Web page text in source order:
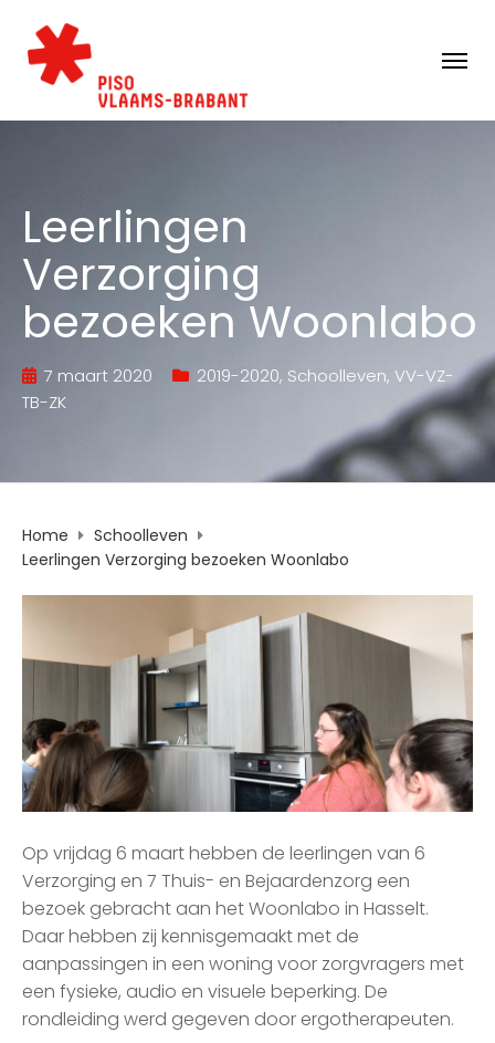
Leerlingen
Verzorging
bezoeken Woonlabo
7 maart 2020 2019-2020, Schoolleven, VV-VZ-
TB-ZK
Home
Schoolleven
Leerlingen Verzorging bezoeken Woonlabo
Op vrijdag 6 maart hebben de leerlingen van 6
Verzorging en 7 Thuis- en Bejaardenzorg een
bezoek gebracht aan het Woonlabo in Hasselt.
Daar hebben zij kennisgemaakt met de
aanpassingen in een woning voor zorgvragers met
een fysieke, audio en visuele beperking. De
rondleiding werd gegeven door ergotherapeuten.